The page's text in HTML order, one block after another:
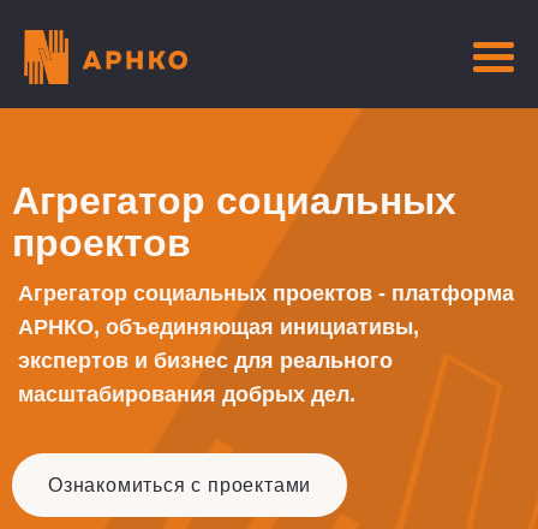
Агрегатор социальных
проектов
Агрегатор социальных проектов - платформа
АРНКО, объединяющая инициативы,
экспертов и бизнес для реального
масштабирования добрых дел.
Ознакомиться с проектами